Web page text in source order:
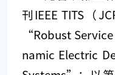
刊IEEE TITS（
“Robust
namic Electric